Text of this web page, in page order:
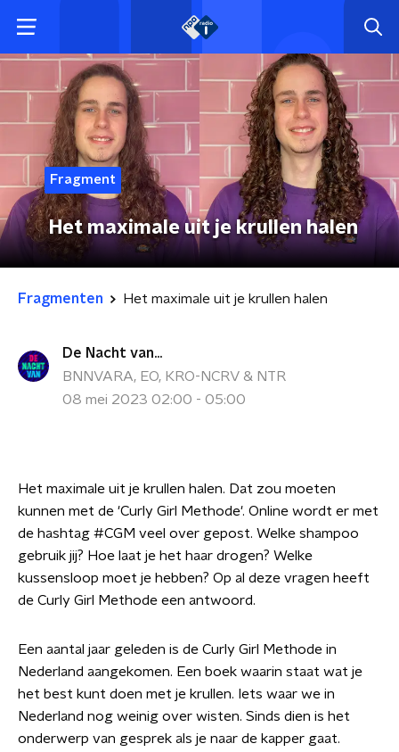
Fragment
Het maximale uit je krullen halen
Fragmenten Het maximale uit je krullen halen
De Nacht van...
BNNVARA, EO, KRO-NCRV & NTR
08 mei 2023 02:00 - 05:00
Het maximale uit je krullen halen. Dat zou moeten
kunnen met de 'Curly Girl Methode'. Online wordt er met
de hashtag #CGM veel over gepost. Welke shampoo
gebruik jij? Hoe laat je het haar drogen? Welke
kussensloop moet je hebben? Op al deze vragen heeft
de Curly Girl Methode een antwoord.
Een aantal jaar geleden is de Curly Girl Methode in
Nederland aangekomen. Een boek waarin staat wat je
het best kunt doen met je krullen. Iets waar we in
Nederland nog weinig over wisten. Sinds dien is het
onderwerp van gesprek als je naar de kapper gaat.